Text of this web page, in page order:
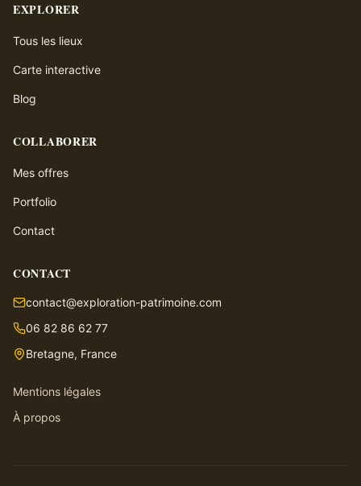
EXPLORER
Tous les lieux
Carte interactive
Blog
COLLABORER
Mes offres
Portfolio
Contact
CONTACT
contact@exploration-patrimoine.com
06 82 86 62 77
Bretagne, France
Mentions légales
À propos